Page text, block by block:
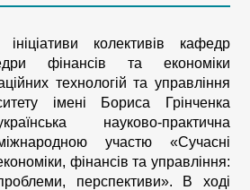
колективів кафедр
фінансів та економіки
технологій та управління
імені Бориса Грінченка
науково-практична
участю «Сучасні
фінансів та управління:
перспективи». В ході